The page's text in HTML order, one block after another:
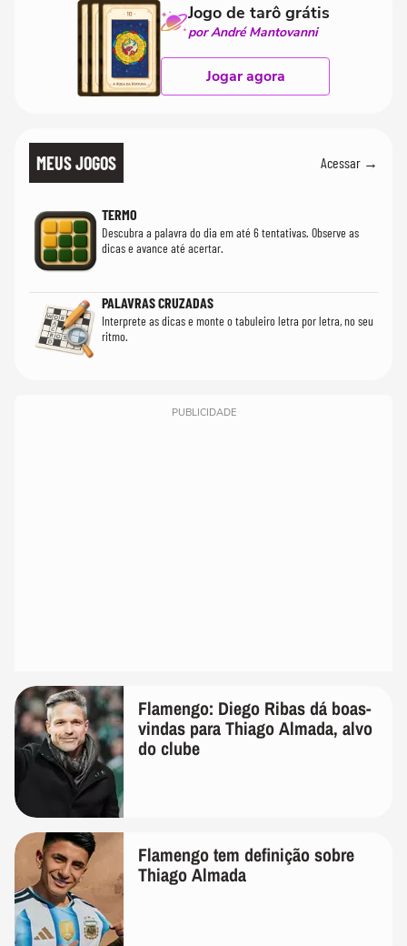
Jogo de tarô grátis
por André Mantovanni
Jogar agora
MEUS JOGOS Acessar →
TERMO
Descubra a palavra do dia em até 6 tentativas. Observe as
dicas e avance até acertar.
PALAVRAS CRUZADAS
Interprete as dicas e monte o tabuleiro letra por letra, no seu
ritmo.
PUBLICIDADE
Flamengo: Diego Ribas dá boas-
vindas para Thiago Almada, alvo
do clube
Flamengo tem definição sobre
Thiago Almada